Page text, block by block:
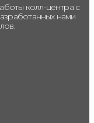
колл-центра с
нами